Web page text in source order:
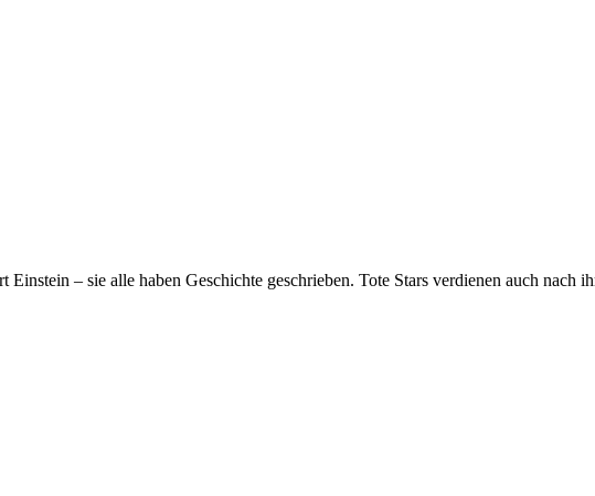
– sie alle haben Geschichte geschrieben. Tote Stars verdienen auch nach